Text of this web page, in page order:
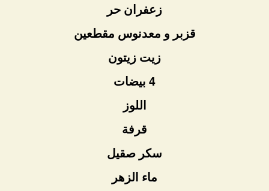
زعفران حر
قزبر و معدنوس مقطعين
زيت زيتون
4 بيضات
اللوز
قرفة
سكر صقيل
ماء الزهر